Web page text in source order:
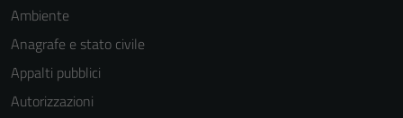
Ambiente
Anagrafe e stato civile
Appalti pubblici
Autorizzazioni